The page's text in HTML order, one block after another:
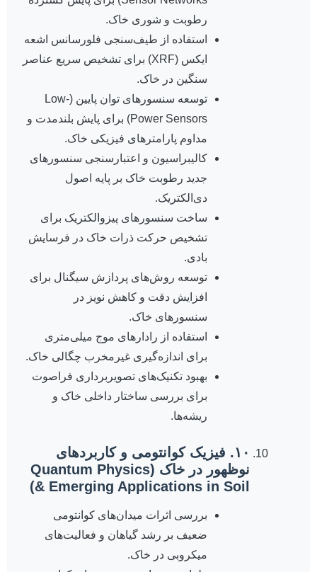
رطوبت و شوری خاک.
استفاده از طیف‌سنجی فلورسانس اشعه
ایکس (XRF) برای تشخیص سریع عناصر
سنگین در خاک.
توسعه سنسورهای توان پایین (Low-
Power Sensors) برای پایش بلندمدت و
مداوم پارامترهای فیزیکی خاک.
کالیبراسیون و اعتبارسنجی سنسورهای
جدید رطوبت خاک بر پایه اصول
دی‌الکتریک.
ساخت سنسورهای پیزوالکتریک برای
تشخیص حرکت ذرات خاک در فرسایش
بادی.
توسعه روش‌های پردازش سیگنال برای
افزایش دقت و کاهش نویز در
سنسورهای خاک.
استفاده از رادارهای موج میلی‌متری
برای اندازه‌گیری غیرمخرب چگالی خاک.
بهبود تکنیک‌های تصویربرداری فراصوت
برای بررسی ساختار داخلی خاک و
ریشه‌ها.
۱۰. فیزیک کوانتومی و کاربردهای
نوظهور در خاک (Quantum Physics
& Emerging Applications in Soil)
بررسی اثرات میدان‌های کوانتومی
ضعیف بر رشد گیاهان و فعالیت‌های
میکروبی در خاک.